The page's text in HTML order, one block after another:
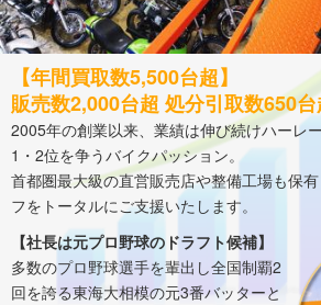
【年間買取数5,500台超】
販売数2,000台超 処分引取数650
2005年の創業以来、業績は伸び続けハーレ
1・2位を争うバイクパッション。
首都圏最大級の直営販売店や整備工場も保
フをトータルにご支援いたします。
【社長は元プロ野球のドラフト候補】
多数のプロ野球選手を輩出し全国制覇2
回を誇る東海大相模の元3番バッターと